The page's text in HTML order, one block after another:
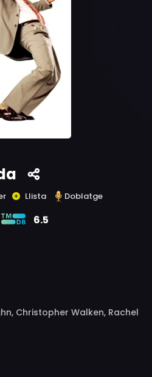
Llista Doblatge
6.5
Christopher Walken, Rachel
Seymour, Ellen Albertini Dow,
Ron Canada, Henry
De Mornay, David